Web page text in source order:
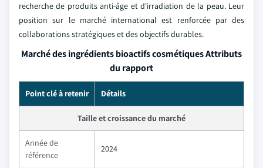
recherche de produits anti-âge et d'irradiation de la peau. Leur
position sur le marché international est renforcée par des
collaborations stratégiques et des objectifs durables.
Marché des ingrédients bioactifs cosmétiques Attributs
du rapport
Point clé à retenir Détails
Taille et croissance du marché
Année de
référence
2024